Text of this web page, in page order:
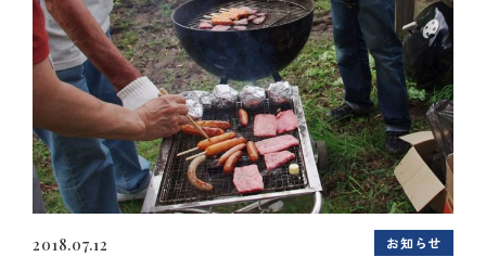
2018.07.12 お知らせ